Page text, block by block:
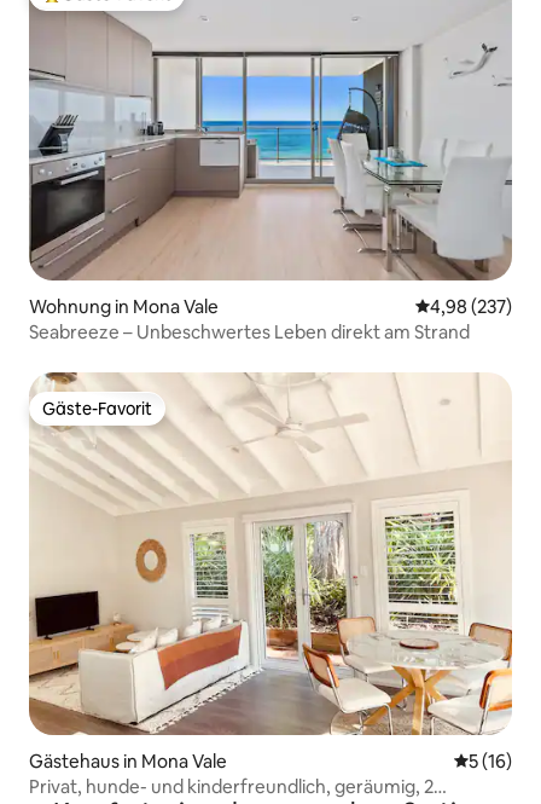
Beliebter Gäste-Favorit.
Wohnung in Mona Vale
4,98 (237)
Seabreeze – Unbeschwertes Leben direkt am Strand
Gäste-Favorit
Gäste-Favorit
Gästehaus in Mona Vale
5 (16)
Privat, hunde- und kinderfreundlich, geräumig, 2